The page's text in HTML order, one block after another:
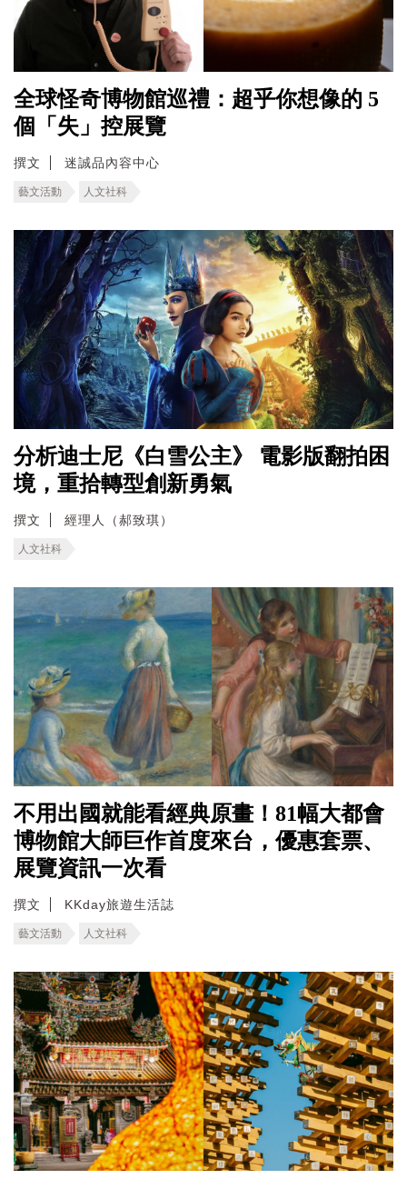
全球怪奇博物館巡禮：超乎你想像的 5
個「失」控展覽
撰文 迷誠品內容中心
藝文活動 人文社科
分析迪士尼《白雪公主》 電影版翻拍困
境，重拾轉型創新勇氣
撰文 經理人（郝致琪）
人文社科
不用出國就能看經典原畫！81幅大都會
博物館大師巨作首度來台，優惠套票、
展覽資訊一次看
撰文 KKday旅遊生活誌
藝文活動 人文社科